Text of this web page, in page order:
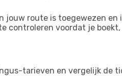
route is toegewezen en
voordat je boekt,
tarieven en vergelijk